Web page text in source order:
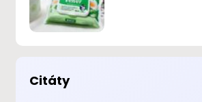
Citáty